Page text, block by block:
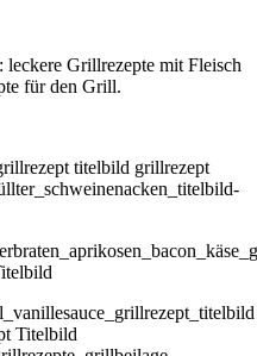
Grillrezepte mit Fleisch
für den Grill.